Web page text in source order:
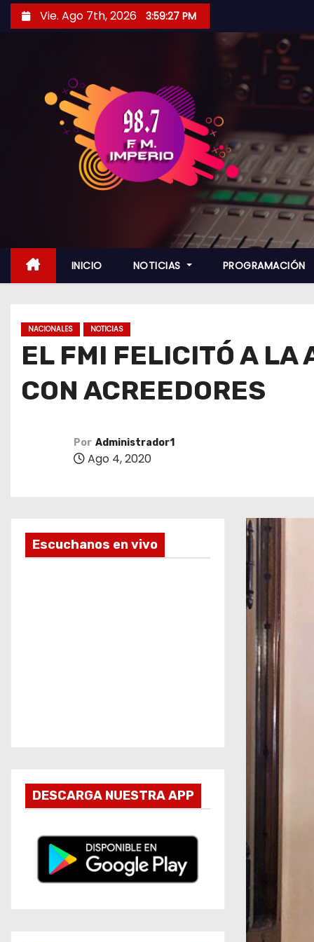
i
Vie. Ago 7th, 2026 3:59:29 PM
INICIO NOTICIAS PROGRAMACIÓN
NACIONALES NOTICIAS
EL FMI FELICITÓ A LA
CON ACREEDORES
Por Administrador1
Ago 4, 2020
Escuchanos en vivo
DESCARGA NUESTRA APP